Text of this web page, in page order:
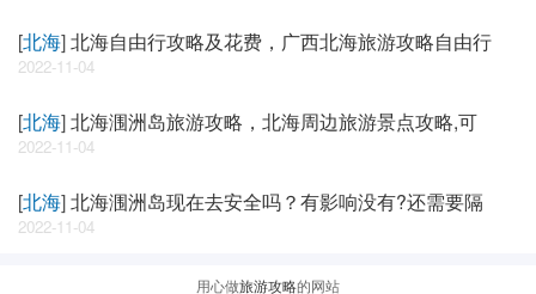
[北海]北海自由行攻略及花费，广西北海旅游攻略自由行
2022-11-04
[北海]北海涠洲岛旅游攻略，北海周边旅游景点攻略,可
2022-11-04
[北海]北海涠洲岛现在去安全吗？有影响没有?还需要隔
2022-11-04
用心做旅游攻略的网站